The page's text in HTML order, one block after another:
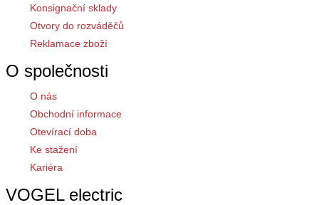
Konsignační sklady
Otvory do rozváděčů
Reklamace zboží
O společnosti
O nás
Obchodní informace
Otevírací doba
Ke stažení
Kariéra
VOGEL electric